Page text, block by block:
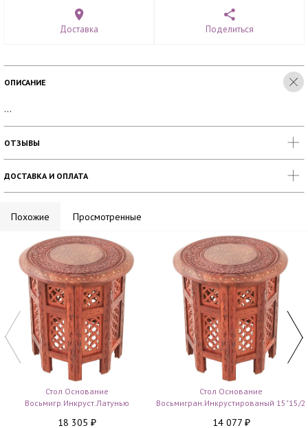
Доставка Поделиться
ОПИСАНИЕ
...
ОТЗЫВЫ
ДОСТАВКА И ОПЛАТА
Похожие Просмотренные
Стол Основание
Восьмигр.инкруст.латунью
18 305 ₽
Стол Основание
Восьмигран.инкрустированый 15"15/2
14 077 ₽